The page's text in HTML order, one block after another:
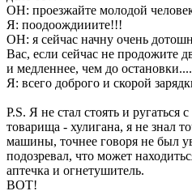
ОН: проезжайте молодой
Я: поодоождииите!!!
ОН: я сейчас начну очень
Вас, если сейчас не продожите
и медленнее, чем до остановки....
Я: всего доброго и скорой
P.S. Я не стал стоять и
товарища - хулигана, я не знал
машины, точнее говоря не был
подозревал, что может
аптечка и огнетушитель.
ВОТ!